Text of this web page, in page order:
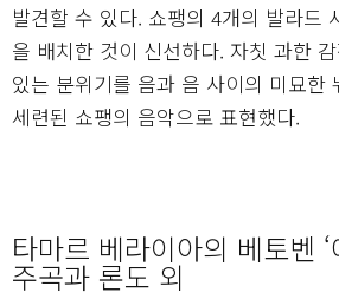
발견할 수 있다. 쇼팽의 4개의 발라드
을 배치한 것이 신선하다. 자칫 과한
있는 분위기를 음과 음 사이의 미묘한
세련된 쇼팽의 음악으로 표현했다.
타마르 베라이아의 베토벤 ‘
주곡과 론도 외